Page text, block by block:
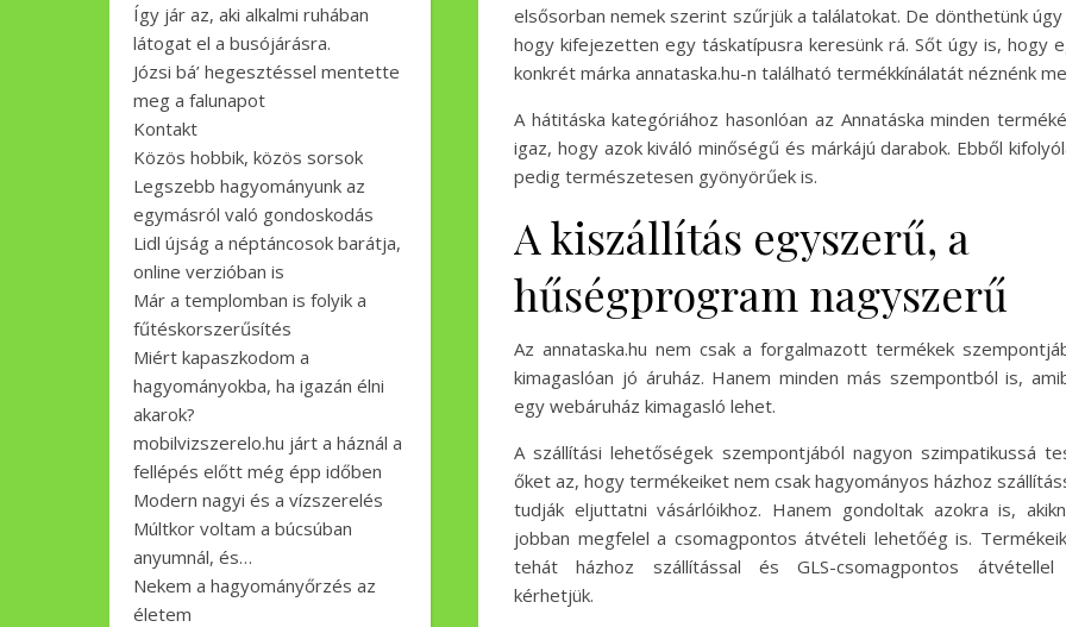
Így jár az, aki alkalmi ruhában
látogat el a busójárásra.
Józsi bá’ hegesztéssel mentette
meg a falunapot
Kontakt
Közös hobbik, közös sorsok
Legszebb hagyományunk az
egymásról való gondoskodás
Lidl újság a néptáncosok barátja,
online verzióban is
Már a templomban is folyik a
fűtéskorszerűsítés
Miért kapaszkodom a
hagyományokba, ha igazán élni
akarok?
mobilvizszerelo.hu járt a háznál a
fellépés előtt még épp időben
Modern nagyi és a vízszerelés
Múltkor voltam a búcsúban
anyumnál, és…
Nekem a hagyományőrzés az
életem
elsősorban nemek szerint szűrjük a találatokat. De dönthetünk úgy
hogy kifejezetten egy táskatípusra keresünk rá. Sőt úgy is, hogy
konkrét márka annataska.hu-n található termékkínálatát néznénk
A hátitáska kategóriához hasonlóan az Annatáska minden
igaz, hogy azok kiváló minőségű és márkájú darabok. Ebből
pedig természetesen gyönyörűek is.
A kiszállítás egyszerű, a
hűségprogram nagyszerű
Az annataska.hu nem csak a forgalmazott termékek
kimagaslóan jó áruház. Hanem minden más szempontból is,
egy webáruház kimagasló lehet.
A szállítási lehetőségek szempontjából nagyon szimpatikussá
őket az, hogy termékeiket nem csak hagyományos házhoz
tudják eljuttatni vásárlóikhoz. Hanem gondoltak azokra is,
jobban megfelel a csomagpontos átvételi lehetőég is.
tehát házhoz szállítással és GLS-csomagpontos
kérhetjük.